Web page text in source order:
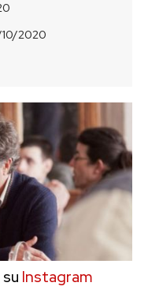
2020
su Instagram